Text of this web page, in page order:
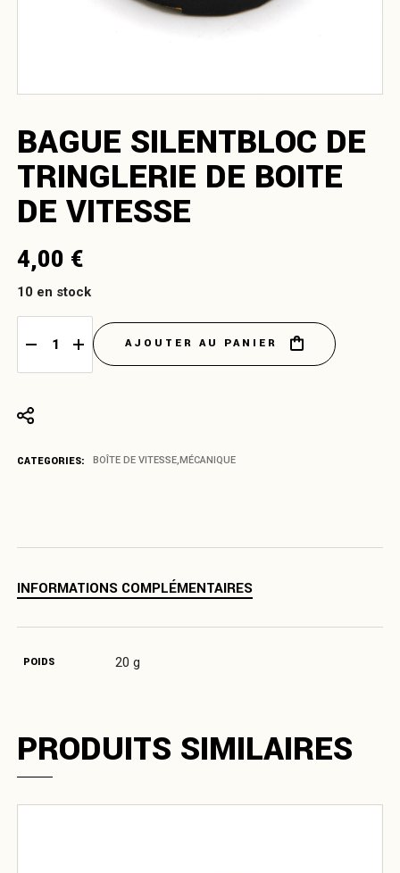
BAGUE SILENTBLOC DE
TRINGLERIE DE BOITE
DE VITESSE
4,00 €
10 en stock
Bague Silentbloc de tringlerie de boite de vitesse quantity
AJOUTER AU PANIER
CATEGORIES: BOÎTE DE VITESSE, MÉCANIQUE
INFORMATIONS COMPLÉMENTAIRES
POIDS 20 g
PRODUITS SIMILAIRES